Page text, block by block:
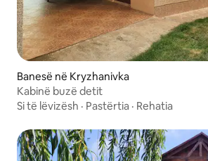
Banesë në Kryzhanivka
Kabinë buzë detit
Si të lëvizësh · Pastërtia · Rehatia